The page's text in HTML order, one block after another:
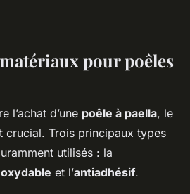
: céramique,
ou
?
4 min de lecture
pour poêles
l’achat d’une poêle à paella, le
crucial. Trois principaux types
utilisés : la
et l’antiadhésif.